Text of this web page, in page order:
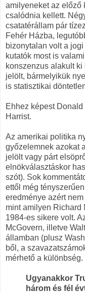
amilyeneket az előző
csalódnia kellett.
csatatérállam pár
Fehér Házba,
bizonytalan volt a
kutatók most is
konszenzus alakult
jelölt, bármelyikük
is statisztikai
Ehhez képest
Harrist.
Az amerikai politika
győzelemnek azokat
jelölt vagy párt
elnökválasztáskor
szót). Sok
ettől még
eredménye azért
mint amilyen Richard
1984-es sikere volt.
McGovern, illetve
államban (plusz
ből, a
mérhető a különbség.
Ugyanakkor
három és fél